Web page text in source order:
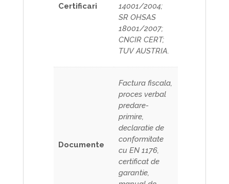
Certificari
14001/2004;
SR OHSAS
18001/2007;
CNCIR CERT;
TUV AUSTRIA.
Documente
Factura fiscala,
proces verbal
predare-
primire,
declaratie de
conformitate
cu EN 1176,
certificat de
garantie,